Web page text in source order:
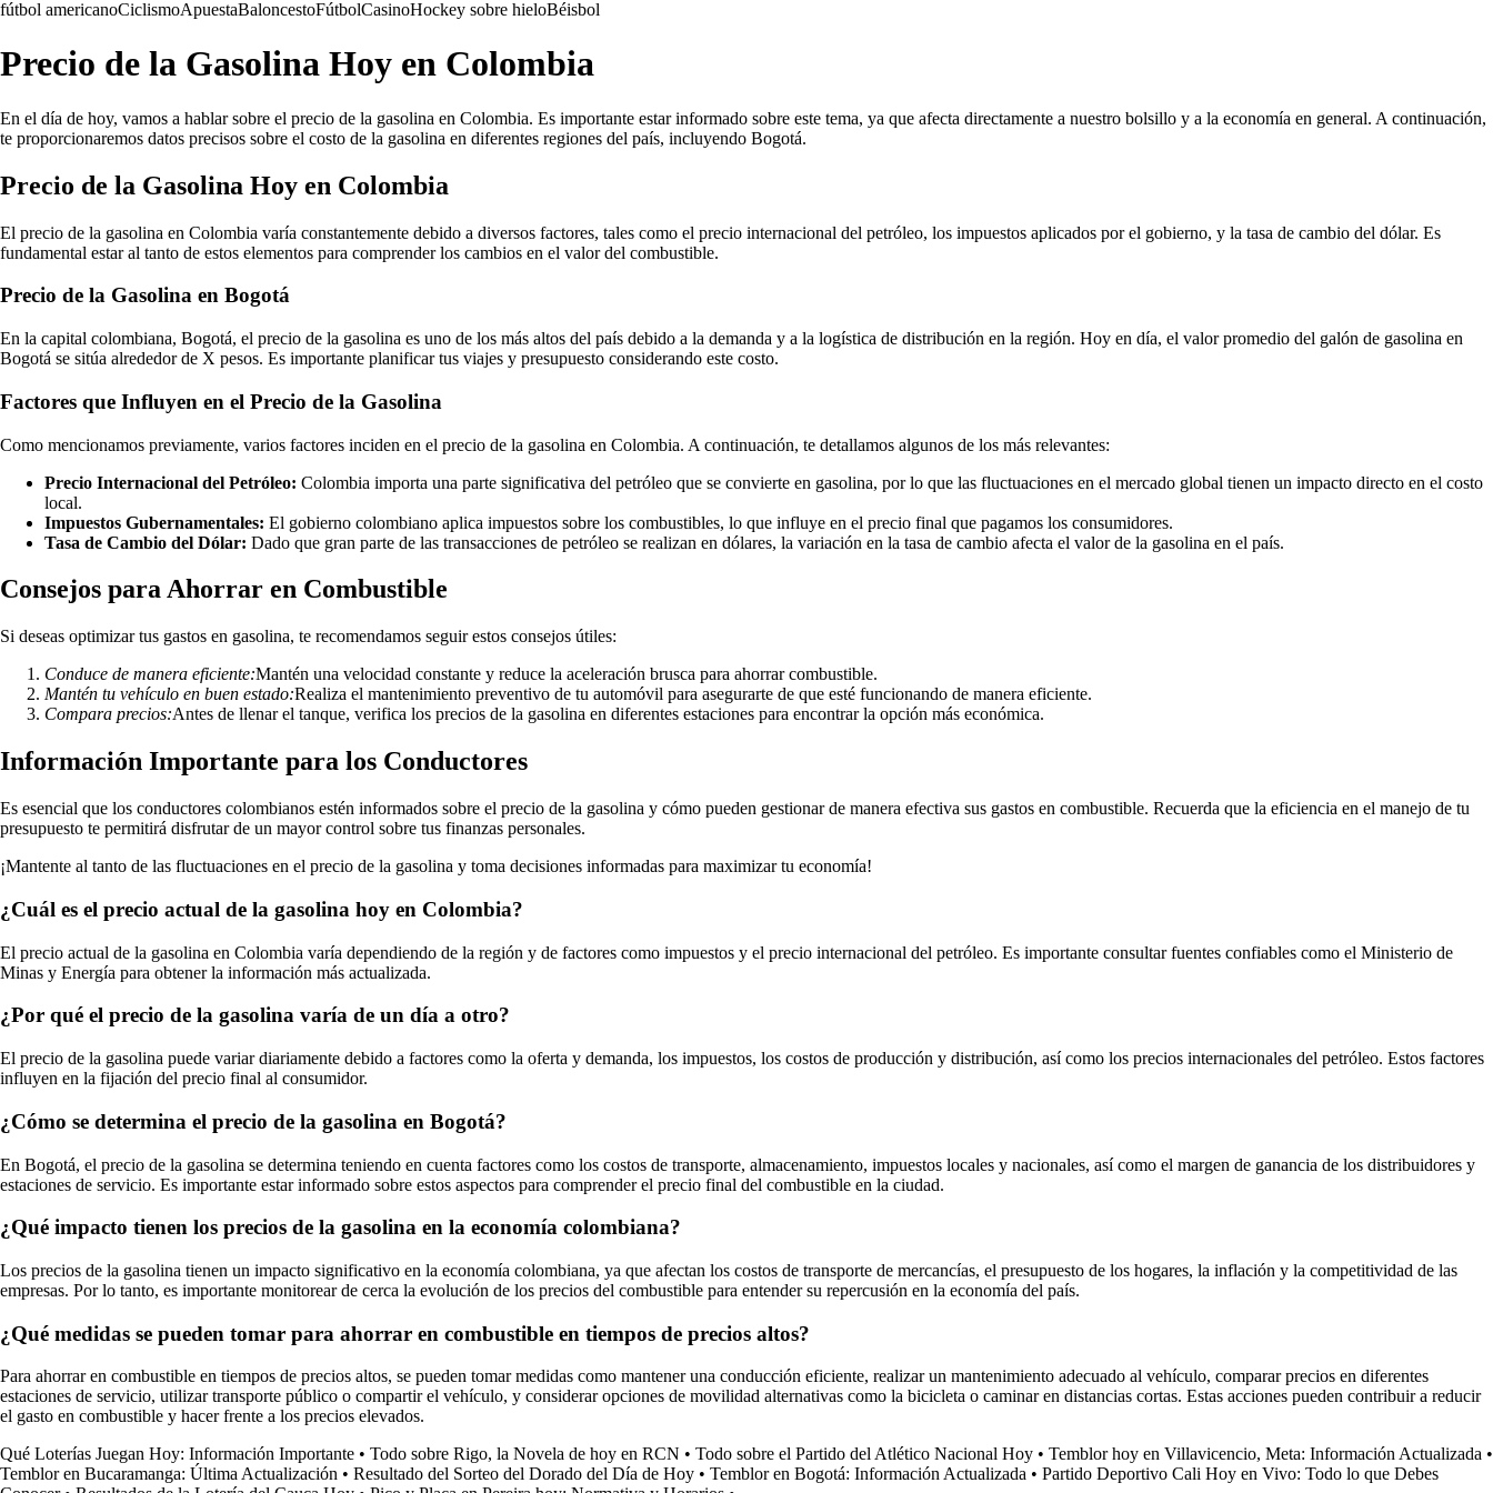
fútbol americanoCiclismoApuestaBaloncestoFútbolCasinoHockey sobre hieloBéisbol
Precio de la Gasolina Hoy en Colombia
En el día de hoy, vamos a hablar sobre el precio de la gasolina en Colombia. Es importante estar informado sobre este tema, ya que afecta directamente a nuestro bolsillo y a la economía en general. A continuación,
te proporcionaremos datos precisos sobre el costo de la gasolina en diferentes regiones del país, incluyendo Bogotá.
Precio de la Gasolina Hoy en Colombia
El precio de la gasolina en Colombia varía constantemente debido a diversos factores, tales como el precio internacional del petróleo, los impuestos aplicados por el gobierno, y la tasa de cambio del dólar. Es
fundamental estar al tanto de estos elementos para comprender los cambios en el valor del combustible.
Precio de la Gasolina en Bogotá
En la capital colombiana, Bogotá, el precio de la gasolina es uno de los más altos del país debido a la demanda y a la logística de distribución en la región. Hoy en día, el valor promedio del galón de gasolina en
Bogotá se sitúa alrededor de X pesos. Es importante planificar tus viajes y presupuesto considerando este costo.
Factores que Influyen en el Precio de la Gasolina
Como mencionamos previamente, varios factores inciden en el precio de la gasolina en Colombia. A continuación, te detallamos algunos de los más relevantes:
Precio Internacional del Petróleo: Colombia importa una parte significativa del petróleo que se convierte en gasolina, por lo que las fluctuaciones en el mercado global tienen un impacto directo en el costo
local.
Impuestos Gubernamentales: El gobierno colombiano aplica impuestos sobre los combustibles, lo que influye en el precio final que pagamos los consumidores.
Tasa de Cambio del Dólar: Dado que gran parte de las transacciones de petróleo se realizan en dólares, la variación en la tasa de cambio afecta el valor de la gasolina en el país.
Consejos para Ahorrar en Combustible
Si deseas optimizar tus gastos en gasolina, te recomendamos seguir estos consejos útiles:
Conduce de manera eficiente:Mantén una velocidad constante y reduce la aceleración brusca para ahorrar combustible.
Mantén tu vehículo en buen estado:Realiza el mantenimiento preventivo de tu automóvil para asegurarte de que esté funcionando de manera eficiente.
Compara precios:Antes de llenar el tanque, verifica los precios de la gasolina en diferentes estaciones para encontrar la opción más económica.
Información Importante para los Conductores
Es esencial que los conductores colombianos estén informados sobre el precio de la gasolina y cómo pueden gestionar de manera efectiva sus gastos en combustible. Recuerda que la eficiencia en el manejo de tu
presupuesto te permitirá disfrutar de un mayor control sobre tus finanzas personales.
¡Mantente al tanto de las fluctuaciones en el precio de la gasolina y toma decisiones informadas para maximizar tu economía!
¿Cuál es el precio actual de la gasolina hoy en Colombia?
El precio actual de la gasolina en Colombia varía dependiendo de la región y de factores como impuestos y el precio internacional del petróleo. Es importante consultar fuentes confiables como el Ministerio de
Minas y Energía para obtener la información más actualizada.
¿Por qué el precio de la gasolina varía de un día a otro?
El precio de la gasolina puede variar diariamente debido a factores como la oferta y demanda, los impuestos, los costos de producción y distribución, así como los precios internacionales del petróleo. Estos factores
influyen en la fijación del precio final al consumidor.
¿Cómo se determina el precio de la gasolina en Bogotá?
En Bogotá, el precio de la gasolina se determina teniendo en cuenta factores como los costos de transporte, almacenamiento, impuestos locales y nacionales, así como el margen de ganancia de los distribuidores y
estaciones de servicio. Es importante estar informado sobre estos aspectos para comprender el precio final del combustible en la ciudad.
¿Qué impacto tienen los precios de la gasolina en la economía colombiana?
Los precios de la gasolina tienen un impacto significativo en la economía colombiana, ya que afectan los costos de transporte de mercancías, el presupuesto de los hogares, la inflación y la competitividad de las
empresas. Por lo tanto, es importante monitorear de cerca la evolución de los precios del combustible para entender su repercusión en la economía del país.
¿Qué medidas se pueden tomar para ahorrar en combustible en tiempos de precios altos?
Para ahorrar en combustible en tiempos de precios altos, se pueden tomar medidas como mantener una conducción eficiente, realizar un mantenimiento adecuado al vehículo, comparar precios en diferentes
estaciones de servicio, utilizar transporte público o compartir el vehículo, y considerar opciones de movilidad alternativas como la bicicleta o caminar en distancias cortas. Estas acciones pueden contribuir a reducir
el gasto en combustible y hacer frente a los precios elevados.
Qué Loterías Juegan Hoy: Información Importante • Todo sobre Rigo, la Novela de hoy en RCN • Todo sobre el Partido del Atlético Nacional Hoy • Temblor hoy en Villavicencio, Meta: Información Actualizada •
Temblor en Bucaramanga: Última Actualización • Resultado del Sorteo del Dorado del Día de Hoy • Temblor en Bogotá: Información Actualizada • Partido Deportivo Cali Hoy en Vivo: Todo lo que Debes